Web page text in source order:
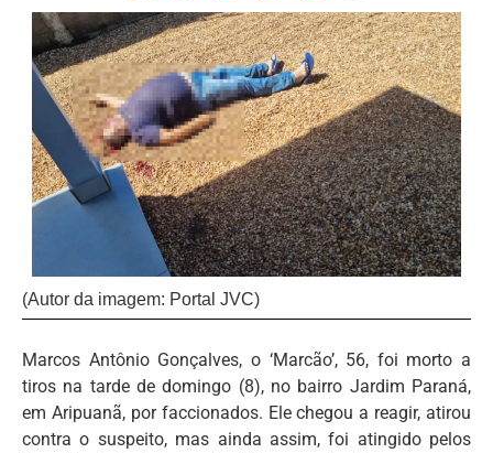
(Autor da imagem: Portal JVC)
Marcos Antônio Gonçalves, o ‘Marcão’, 56, foi morto a
tiros na tarde de domingo (8), no bairro Jardim Paraná,
em Aripuanã, por faccionados. Ele chegou a reagir, atirou
contra o suspeito, mas ainda assim, foi atingido pelos